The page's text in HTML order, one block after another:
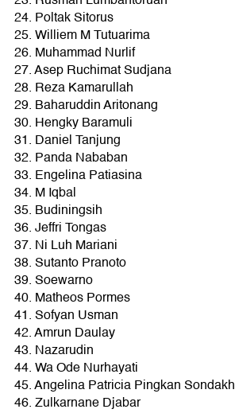
24. Poltak Sitorus
25. Williem M Tutuarima
26. Muhammad Nurlif
27. Asep Ruchimat Sudjana
28. Reza Kamarullah
29. Baharuddin Aritonang
30. Hengky Baramuli
31. Daniel Tanjung
32. Panda Nababan
33. Engelina Patiasina
34. M Iqbal
35. Budiningsih
36. Jeffri Tongas
37. Ni Luh Mariani
38. Sutanto Pranoto
39. Soewarno
40. Matheos Pormes
41. Sofyan Usman
42. Amrun Daulay
43. Nazarudin
44. Wa Ode Nurhayati
45. Angelina Patricia Pingkan Sondakh
46. Zulkarnane Djabar